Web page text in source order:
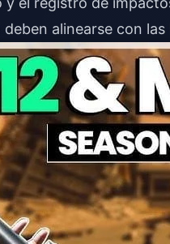
deben alinearse con